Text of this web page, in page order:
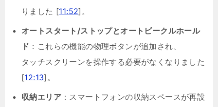
りました [11:52]。
オートスタート/ストップとオートビークルホール
ド ：これらの機能の物理ボタンが追加され、
タッチスクリーンを操作する必要がなくなりました
[12:13]。
収納エリア ：スマートフォンの収納スペースが再設